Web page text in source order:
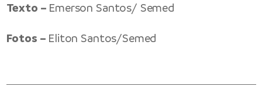
Texto – Emerson Santos/ Semed
Fotos – Eliton Santos/Semed